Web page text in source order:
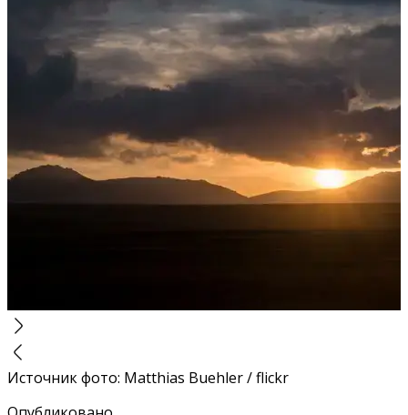
Источник фото: Matthias Buehler / flickr